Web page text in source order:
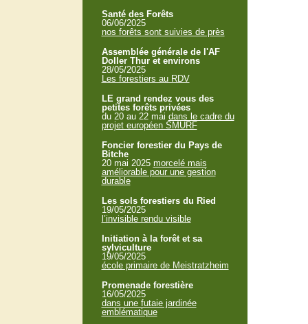
Santé des Forêts
06/06/2025
nos forêts sont suivies de près
Assemblée générale de l'AF
Doller Thur et environs
28/05/2025
Les forestiers au RDV
LE grand rendez vous des
petites forêts privées
du 20 au 22 mai dans le cadre du
projet européen SMURF
Foncier forestier du Pays de
Bitche
20 mai 2025 morcelé mais
améliorable pour une gestion
durable
Les sols forestiers du Ried
19/05/2025
l’invisible rendu visible
Initiation à la forêt et sa
sylviculture
19/05/2025
école primaire de Meistratzheim
Promenade forestière
16/05/2025
dans une futaie jardinée
emblématique